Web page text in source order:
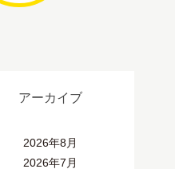
アーカイブ
2026年8月
2026年7月